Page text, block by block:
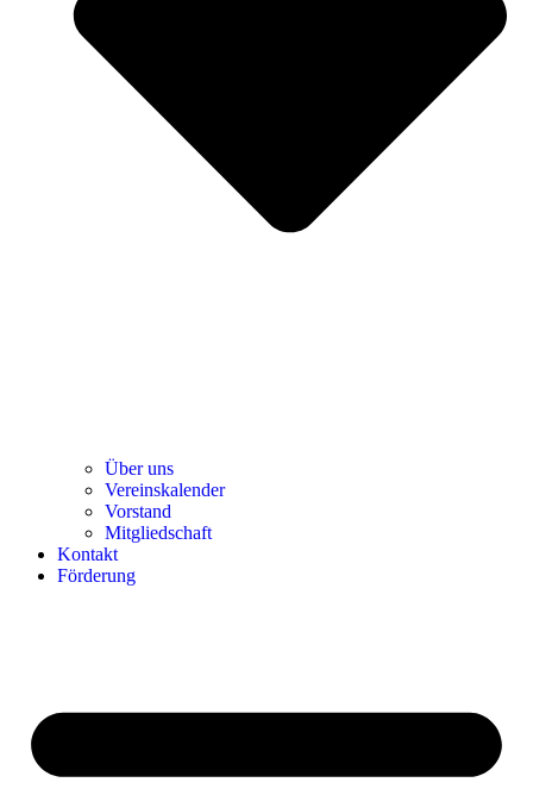
Über uns
Ver­einska­len­der
Vor­stand
Mit­glied­schaft
Kon­takt
För­de­rung